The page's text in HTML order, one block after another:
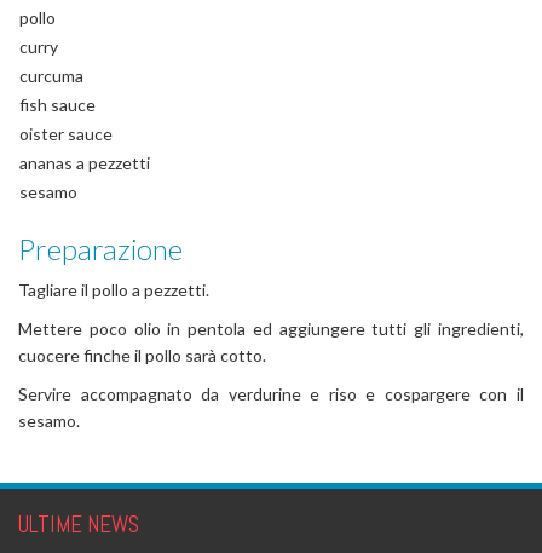
pollo
curry
curcuma
fish sauce
oister sauce
ananas a pezzetti
sesamo
Preparazione
Tagliare il pollo a pezzetti.
Mettere poco olio in pentola ed aggiungere tutti gli ingredienti,
cuocere finche il pollo sarà cotto.
Servire accompagnato da verdurine e riso e cospargere con il
sesamo.
ULTIME NEWS